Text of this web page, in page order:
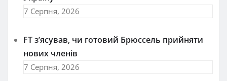
7 Серпня, 2026
FT зʼясував, чи готовий Брюссель прийняти
нових членів
7 Серпня, 2026